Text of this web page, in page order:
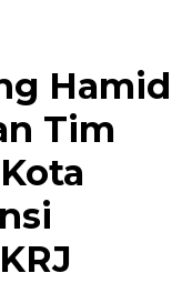
Hamid
Tim